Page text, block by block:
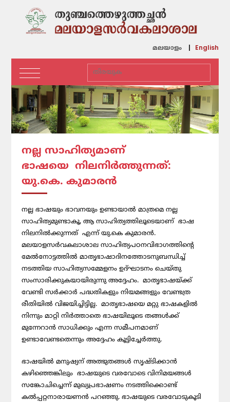
മലയാളം English
നല്ല സാഹിത്യമാണ്
ഭാഷയെ നിലനിര്‍ത്തുന്നത്:
യു.കെ. കുമാരന്‍
നല്ല ഭാഷയും ഭാവനയും ഉണ്ടായാല്‍ മാത്രമെ നല്ല
സാഹിത്യമുണ്ടാകൂ, ആ സാഹിത്യത്തിലൂടെയാണ് ഭാഷ
നിലനില്‍ക്കുന്നത് എന്ന് യു.കെ കുമാരന്‍.
മലയാളസര്‍വകലാശാല സാഹിത്യപഠനവിഭാഗത്തിന്റെ
മേല്‍നോട്ടത്തില്‍ മാതൃഭാഷാദിനത്തോടനുബന്ധിച്ച്
നടത്തിയ സാഹിത്യസമ്മേളനം ഉദ്ഘാടനം ചെയ്തു
സംസാരിക്കുകയായിരുന്നു അദ്ദേഹം. മാതൃഭാഷയ്ക്ക്
വേണ്ടി സര്‍ക്കാര്‍ പദ്ധതികളും നിയമങ്ങളും വേണ്ടത്ര
രീതിയില്‍ വിജയിച്ചിട്ടില്ല. മാതൃഭാഷയെ മറ്റു ഭാഷകളില്‍
നിന്നും മാറ്റി നിര്‍ത്താതെ ഭാഷയിലൂടെ തങ്ങള്‍ക്ക്
മുന്നേറാന്‍ സാധിക്കും എന്ന സമീപനമാണ്
ഉണ്ടാവേണ്ടതെന്നും അദ്ദേഹം കൂട്ടിച്ചേര്‍ത്തു.
ഭാഷയില്‍ മനുഷ്യന് അത്ഭുതങ്ങള്‍ സൃഷ്ടിക്കാന്‍
കഴിഞ്ഞെങ്കിലും ഭാഷയുടെ വരവോടെ വിനിമയങ്ങള്‍
സങ്കോചിച്ചെന്ന് മുഖ്യപ്രഭാഷണം നടത്തിക്കൊണ്ട്
കല്‍പ്പറ്റനാരായണന്‍ പറഞ്ഞു. ഭാഷയുടെ വരവോടുകൂടി